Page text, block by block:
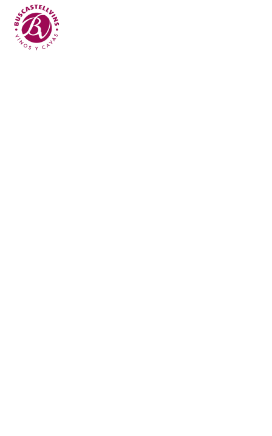
Skip to main content